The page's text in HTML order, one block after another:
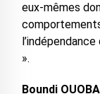
eux-mêmes
».
Boundi OUOBA